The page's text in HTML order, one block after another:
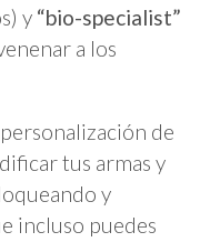
y “bio-specialist”
a los
de
tus armas y
y
incluso puedes